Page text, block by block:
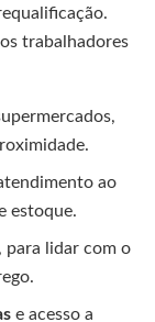
trabalhadores
ao
estoque.
para lidar com o
e acesso a